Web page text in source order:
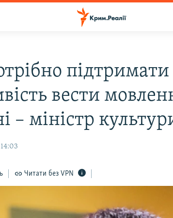
підтримати
вести
– міністр
Читати без VPN